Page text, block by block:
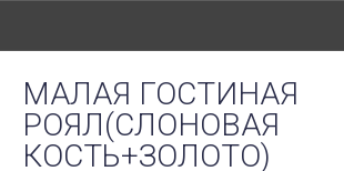
МАЛАЯ ГОСТИНАЯ
РОЯЛ(СЛОНОВАЯ
КОСТЬ+ЗОЛОТО)